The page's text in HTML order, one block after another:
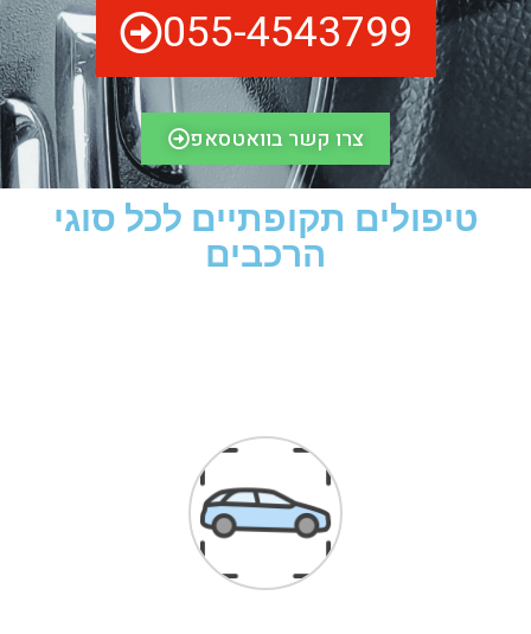
055-4543799
צרו קשר בוואטסאפ
טיפולים תקופתיים לכל סוגי
הרכבים​